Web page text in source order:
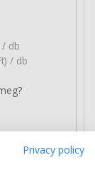
/ db
/ db
Privacy policy